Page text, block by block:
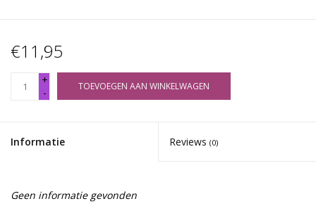
€11,95
+
-
TOEVOEGEN AAN WINKELWAGEN
Informatie Reviews (0)
Geen informatie gevonden